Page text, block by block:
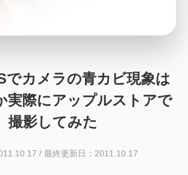
でカメラの青カビ現象は
実際にアップルストアで
撮影してみた
/ 最終更新日：2011.10.17